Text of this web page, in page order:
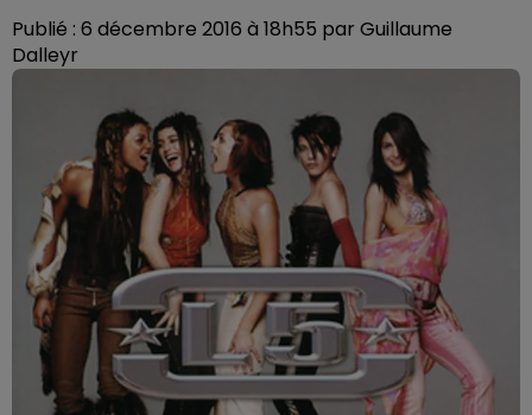
Publié : 6 décembre 2016 à 18h55 par Guillaume
Dalleyr